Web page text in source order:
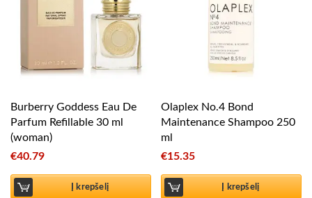
Burberry Goddess Eau De
Parfum Refillable 30 ml
(woman)
€40.79
Į krepšelį
Olaplex No.4 Bond
Maintenance Shampoo 250
ml
€15.35
Į krepšelį